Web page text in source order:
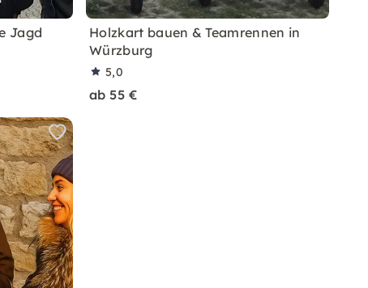
Jagd
Holzkart bauen & Teamrennen in
Würzburg
5,0
ab 55 €